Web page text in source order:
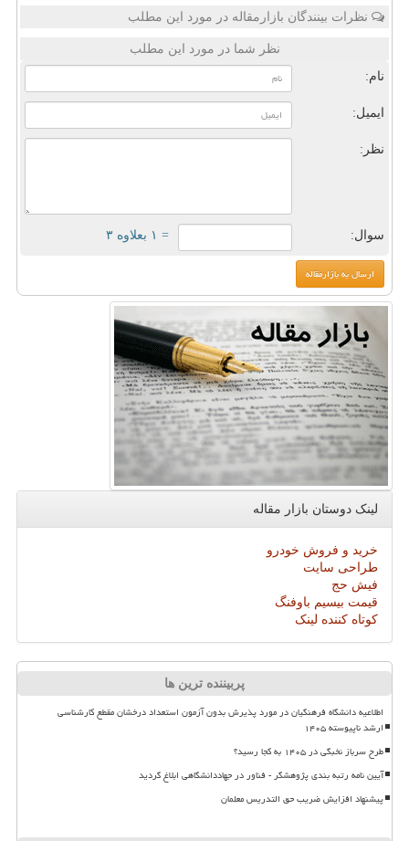
نظرات بینندگان بازارمقاله در مورد این مطلب
نظر شما در مورد این مطلب
نام:
ایمیل:
نظر:
سوال: = ۱ بعلاوه ۳
لینک دوستان بازار مقاله
خرید و فروش خودرو
طراحی سایت
فیش حج
قیمت بیسیم باوفنگ
کوتاه کننده لینک
پربیننده ترین ها
اطلاعیه دانشگاه فرهنگیان در مورد پذیرش بدون آزمون استعداد درخشان مقطع کارشناسی
ارشد ناپیوسته ۱۴۰۵
طرح سرباز نخبگی در ۱۴۰۵ به کجا رسید؟
آیین نامه رتبه بندی پژوهشگر - فناور در جهاددانشگاهی ابلاغ گردید
پیشنهاد افزایش ضریب حق التدریس معلمان